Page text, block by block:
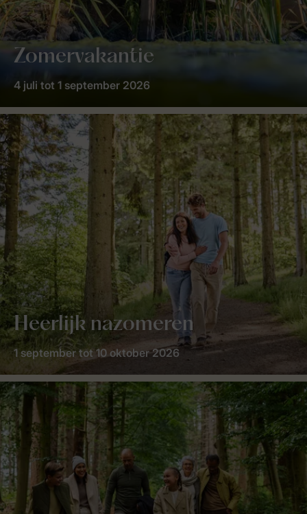
Zomervakantie
4 juli tot 1 september 2026
Heerlijk nazomeren
1 september tot 10 oktober 2026